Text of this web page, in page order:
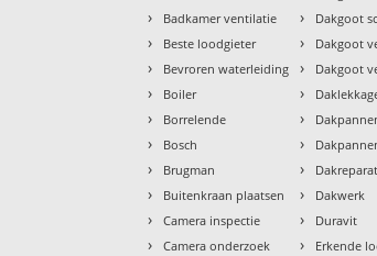
› Badkamer ventilatie
› Beste loodgieter
› Bevroren waterleiding
› Boiler
› Borrelende
› Bosch
› Brugman
› Buitenkraan plaatsen
› Camera inspectie
› Camera onderzoek
› Dakgoot
› Dakgoot
› Dakgoot
›
›
›
›
› Dakwerk
› Duravit
› Erkende